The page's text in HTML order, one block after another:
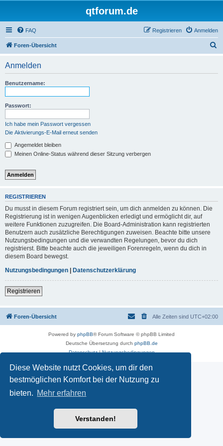
Diese Website nutzt Cookies, um dir den
bestmöglichen Komfort bei der Nutzung zu
bieten. Mehr erfahren
Verstanden!
qtforum.de
FAQ Anmelden
Registrieren
Foren-Übersicht
Anmelden
Benutzername:
Passwort:
Ich habe mein Passwort vergessen
Die Aktivierungs-E-Mail erneut senden
Angemeldet bleiben
Meinen Online-Status während dieser Sitzung verbergen
REGISTRIEREN
Du musst in diesem Forum registriert sein, um dich anmelden zu können. Die
Registrierung ist in wenigen Augenblicken erledigt und ermöglicht dir, auf
weitere Funktionen zuzugreifen. Die Board-Administration kann registrierten
Benutzern auch zusätzliche Berechtigungen zuweisen. Beachte bitte unsere
Nutzungsbedingungen und die verwandten Regelungen, bevor du dich
registrierst. Bitte beachte auch die jeweiligen Forenregeln, wenn du dich in
diesem Board bewegst.
Nutzungsbedingungen | Datenschutzerklärung
Registrieren
Foren-Übersicht Alle Zeiten sind UTC+02:00
Powered by phpBB® Forum Software © phpBB Limited
Deutsche Übersetzung durch phpBB.de
Datenschutz|Nutzungsbedingungen